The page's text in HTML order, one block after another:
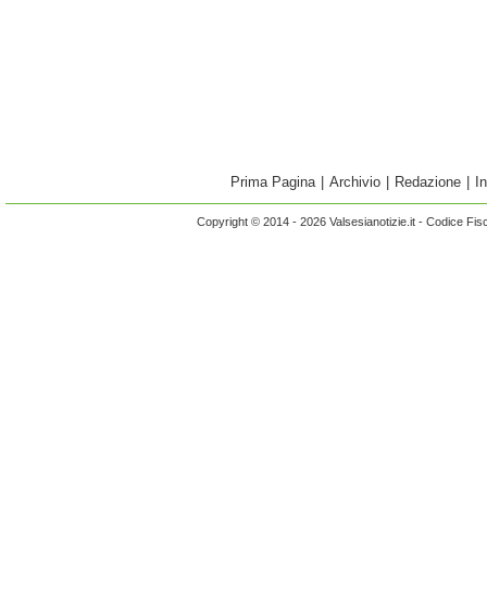
Prima Pagina Archivio Redazione
Copyright © 2014 - 2026 Valsesianotizie.it - Codice